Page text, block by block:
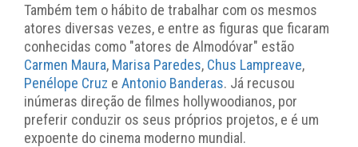
Também tem o hábito de trabalhar com os mesmos
atores diversas vezes, e entre as figuras que ficaram
conhecidas como "atores de Almodóvar" estão
Carmen Maura, Marisa Paredes, Chus Lampreave,
Penélope Cruz e Antonio Banderas. Já recusou
inúmeras direção de filmes hollywoodianos, por
preferir conduzir os seus próprios projetos, e é um
expoente do cinema moderno mundial.